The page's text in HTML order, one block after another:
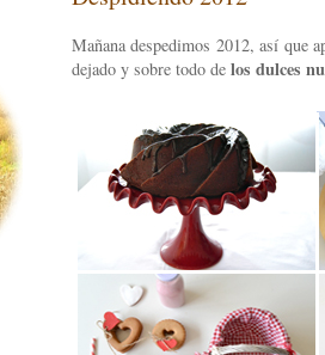
Mañana despedimos 2012, así que
dejado y sobre todo de los dulces